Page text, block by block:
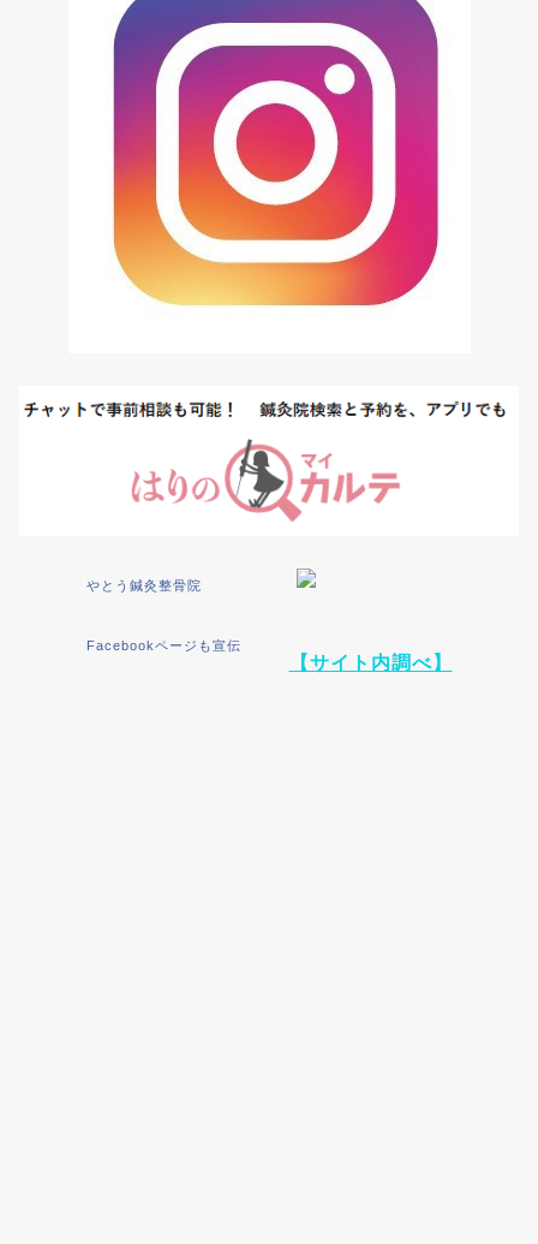
やとう鍼灸整骨院
Facebookページも宣伝
【サイト内調べ】